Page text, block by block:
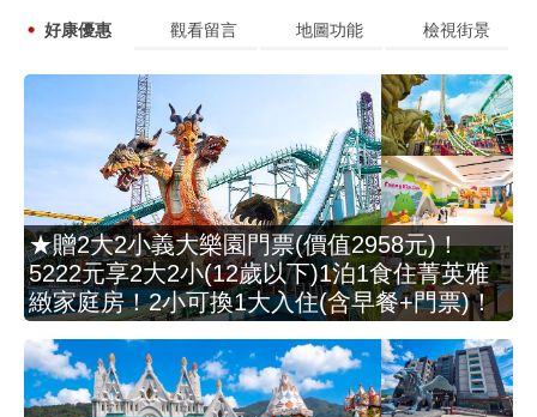
好康優惠 觀看留言 地圖功能 檢視街景
★贈2大2小義大樂園門票(價值2958元)！
5222元享2大2小(12歲以下)1泊1食住菁英雅
緻家庭房！2小可換1大入住(含早餐+門票)！